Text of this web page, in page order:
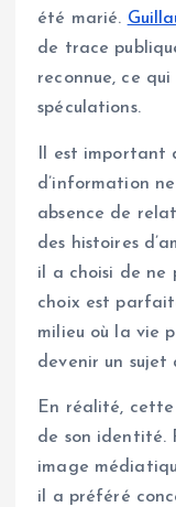
été marié.
de trace
reconnue, ce
spéculations.
Il est important
d’information
absence de
des histoires
il a choisi de ne
choix est
milieu où la vie
devenir un sujet
En réalité,
de son identité.
image
il a préféré